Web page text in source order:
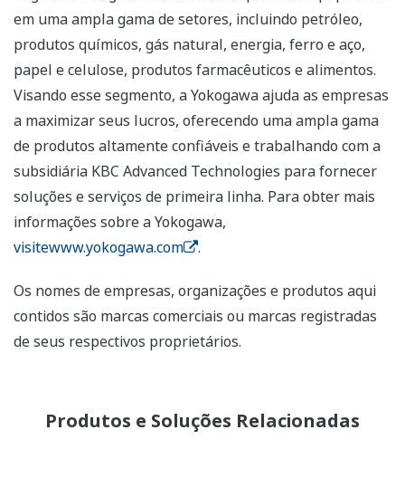
em uma ampla gama de setores, incluindo petróleo,
produtos químicos, gás natural, energia, ferro e aço,
papel e celulose, produtos farmacêuticos e alimentos.
Visando esse segmento, a Yokogawa ajuda as empresas
a maximizar seus lucros, oferecendo uma ampla gama
de produtos altamente confiáveis e trabalhando com a
subsidiária KBC Advanced Technologies para fornecer
soluções e serviços de primeira linha. Para obter mais
informações sobre a Yokogawa,
visitewww.yokogawa.com
.
Os nomes de empresas, organizações e produtos aqui
contidos são marcas comerciais ou marcas registradas
de seus respectivos proprietários.
Produtos e Soluções Relacionadas